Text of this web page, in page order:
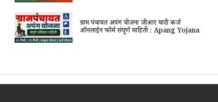
ग्राम पंचायत अपंग योजना जीआर यादी कर्ज
ऑनलाईन फॉर्म संपूर्ण माहिती : Apang Yojana